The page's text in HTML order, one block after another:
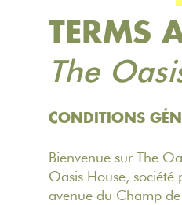
TERMS
The
CONDITIONS
Bienvenue sur The
Oasis House, société
avenue du Champ